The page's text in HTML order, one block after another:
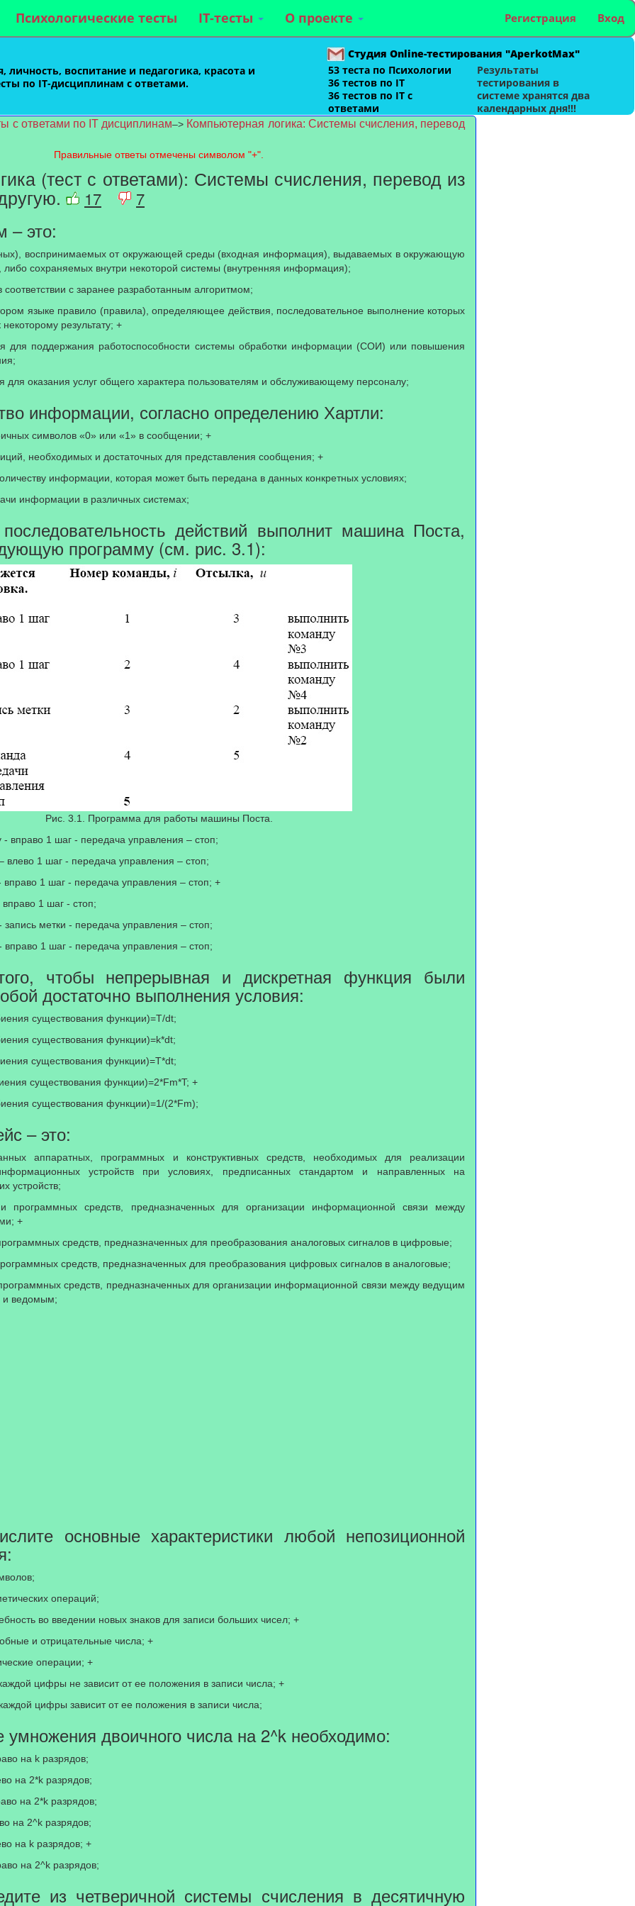
Психологические тесты IT-тесты О проекте Регистрация Вход
воспитание и педагогика, красота и
по IT-дисциплинам с ответами.
Студия Online-тестирования "AperkotMax"
53 теста по Психологии
36 тестов по IT
36 тестов по IT с
ответами
Результаты
тестирования в
системе хранятся два
календарных дня!!!
с ответами по IT дисциплинам–> Компьютерная логика: Системы счисления, перевод
Правильные ответы отмечены символом "+".
(тест с ответами): Системы счисления, перевод из
17 7
– это:
воспринимаемых от окружающей среды (входная информация), выдаваемых в окружающую
сохраняемых внутри некоторой системы (внутренняя информация);
с заранее разработанным алгоритмом;
языке правило (правила), определяющее действия, последовательное выполнение которых
результату; +
для поддержания работоспособности системы обработки информации (СОИ) или повышения
для оказания услуг общего характера пользователям и обслуживающему персоналу;
информации, согласно определению Хартли:
символов «0» или «1» в сообщении; +
необходимых и достаточных для представления сообщения; +
информации, которая может быть передана в данных конкретных условиях;
информации в различных системах;
действий выполнит машина Поста,
программу (см. рис. 3.1):
Рис. 3.1. Программа для работы машины Поста.
- вправо 1 шаг - передача управления – стоп;
влево 1 шаг - передача управления – стоп;
1 шаг - передача управления – стоп; +
1 шаг - стоп;
метки - передача управления – стоп;
1 шаг - передача управления – стоп;
чтобы непрерывная и дискретная функция были
достаточно выполнения условия:
существования функции)=T/dt;
существования функции)=k*dt;
существования функции)=T*dt;
существования функции)=2*Fm*T; +
существования функции)=1/(2*Fm);
– это:
аппаратных, программных и конструктивных средств, необходимых для реализации
устройств при условиях, предписанных стандартом и направленных на
устройств;
программных средств, предназначенных для организации информационной связи между
+
средств, предназначенных для преобразования аналоговых сигналов в цифровые;
средств, предназначенных для преобразования цифровых сигналов в аналоговые;
средств, предназначенных для организации информационной связи между ведущим
и ведомым;
основные характеристики любой непозиционной
операций;
во введении новых знаков для записи больших чисел; +
и отрицательные числа; +
операции; +
цифры не зависит от ее положения в записи числа; +
цифры зависит от ее положения в записи числа;
умножения двоичного числа на 2^k необходимо:
на k разрядов;
на 2*k разрядов;
на 2*k разрядов;
на 2^k разрядов;
на k разрядов; +
на 2^k разрядов;
из четверичной системы счисления в десятичную